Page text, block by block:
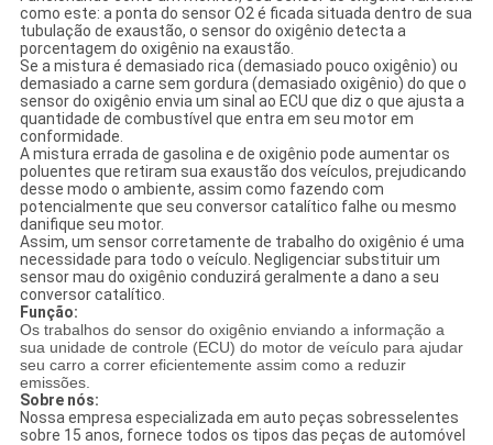
como este: a ponta do sensor O2 é ficada situada dentro de sua
tubulação de exaustão, o sensor do oxigênio detecta a
porcentagem do oxigênio na exaustão.
Se a mistura é demasiado rica (demasiado pouco oxigênio) ou
demasiado a carne sem gordura (demasiado oxigênio) do que o
sensor do oxigênio envia um sinal ao ECU que diz o que ajusta a
quantidade de combustível que entra em seu motor em
conformidade.
A mistura errada de gasolina e de oxigênio pode aumentar os
poluentes que retiram sua exaustão dos veículos, prejudicando
desse modo o ambiente, assim como fazendo com
potencialmente que seu conversor catalítico falhe ou mesmo
danifique seu motor.
Assim, um sensor corretamente de trabalho do oxigênio é uma
necessidade para todo o veículo. Negligenciar substituir um
sensor mau do oxigênio conduzirá geralmente a dano a seu
conversor catalítico.
Função:
Os trabalhos do sensor do oxigênio enviando a informação a
sua unidade de controle (ECU) do motor de veículo para ajudar
seu carro a correr eficientemente assim como a reduzir
emissões.
Sobre nós:
Nossa empresa especializada em auto peças sobresselentes
sobre 15 anos, fornece todos os tipos das peças de automóvel